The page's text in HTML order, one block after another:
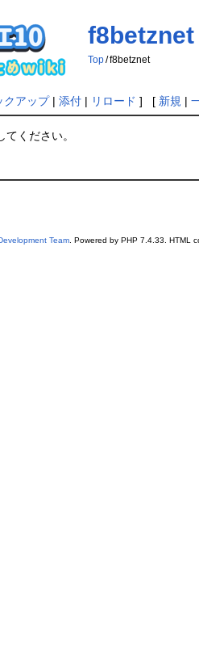
f8betznet
Top /f8betznet
クアップ| 添付| リロード ] [ 新規 |
ください。
Team. Powered by PHP 7.4.33. HTML